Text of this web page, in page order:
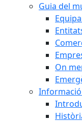
Guia del
On